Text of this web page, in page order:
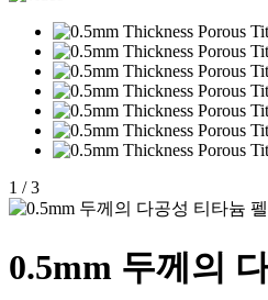
1 / 3
0.5mm 두께의